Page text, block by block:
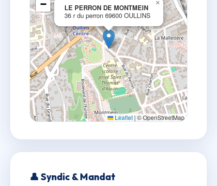
LE PERRON DE MONTMEIN
36 r du perron 69600 OULLINS
×
−
Leaflet | © OpenStreetMap
👤 Syndic & Mandat